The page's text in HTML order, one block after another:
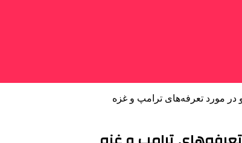
در مورد تعرفه‌های ترامپ و غزه